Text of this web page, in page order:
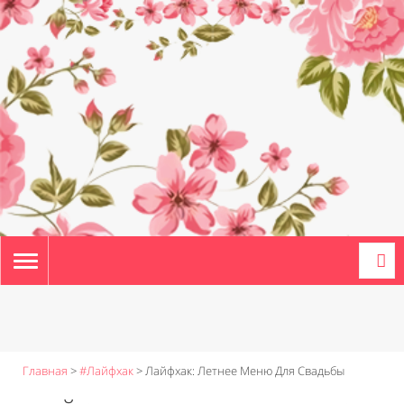
TOGGLE
NAVIGATION
Главная >#Лайфхак>Лайфхак: Летнее Меню Для Свадьбы